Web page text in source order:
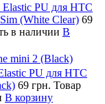
PU для HTC
(White Clear) 69
в наличии В
mini 2 (Black)
PU для HTC
69 грн. Товар
В корзину